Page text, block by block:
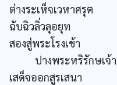
ต่างระเห็จเวหาศรุต
ฉับฉิวลิ่วลุอยุท
สองสู่พระโรงเข้า
ปางพระหริรักษเจ้า
เสด็จออกสูรเสนา